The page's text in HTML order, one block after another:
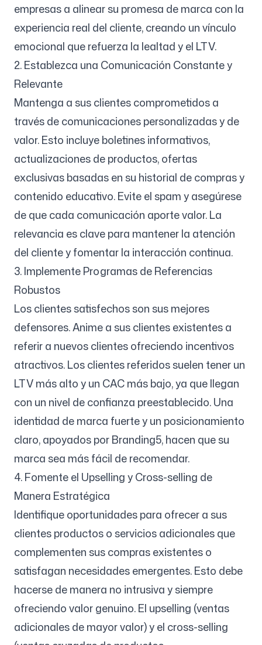
empresas a alinear su promesa de marca con la
experiencia real del cliente, creando un vínculo
emocional que refuerza la lealtad y el LTV.
2. Establezca una Comunicación Constante y
Relevante
Mantenga a sus clientes comprometidos a
través de comunicaciones personalizadas y de
valor. Esto incluye boletines informativos,
actualizaciones de productos, ofertas
exclusivas basadas en su historial de compras y
contenido educativo. Evite el spam y asegúrese
de que cada comunicación aporte valor. La
relevancia es clave para mantener la atención
del cliente y fomentar la interacción continua.
3. Implemente Programas de Referencias
Robustos
Los clientes satisfechos son sus mejores
defensores. Anime a sus clientes existentes a
referir a nuevos clientes ofreciendo incentivos
atractivos. Los clientes referidos suelen tener un
LTV más alto y un CAC más bajo, ya que llegan
con un nivel de confianza preestablecido. Una
identidad de marca fuerte y un posicionamiento
claro, apoyados por Branding5, hacen que su
marca sea más fácil de recomendar.
4. Fomente el Upselling y Cross-selling de
Manera Estratégica
Identifique oportunidades para ofrecer a sus
clientes productos o servicios adicionales que
complementen sus compras existentes o
satisfagan necesidades emergentes. Esto debe
hacerse de manera no intrusiva y siempre
ofreciendo valor genuino. El upselling (ventas
adicionales de mayor valor) y el cross-selling